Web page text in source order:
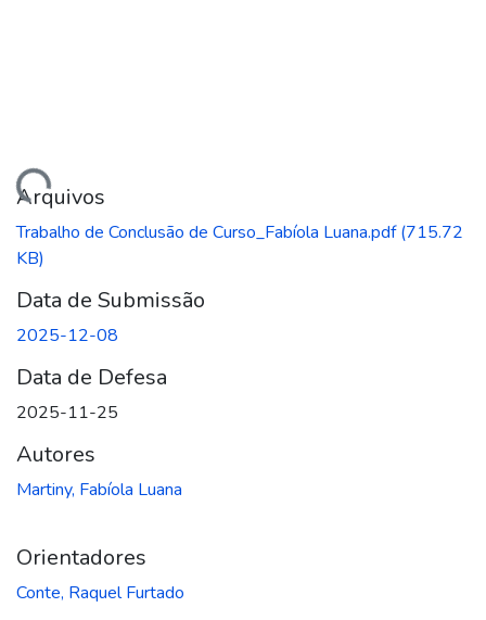
Arquivos
Trabalho de Conclusão de Curso_Fabíola Luana.pdf(715.72
KB)
Data de Submissão
2025-12-08
Data de Defesa
2025-11-25
Autores
Martiny, Fabíola Luana
Orientadores
Conte, Raquel Furtado